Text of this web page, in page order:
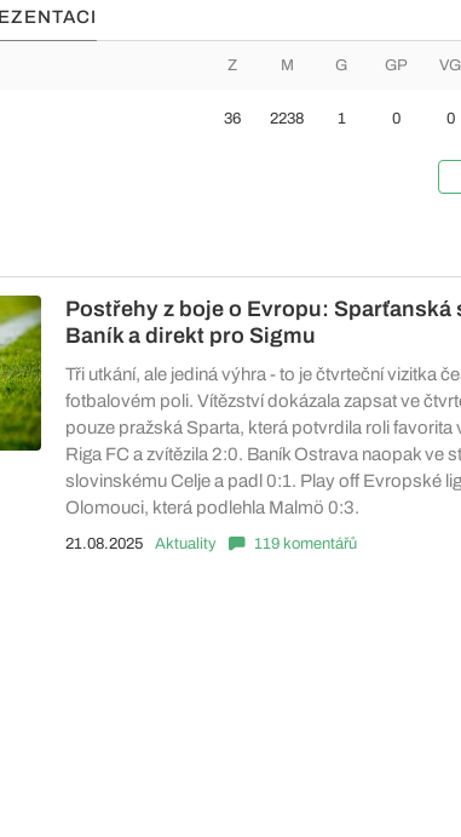
Z M G GP VG
36 2238 1 0 0
Postřehy z boje o Evropu:
Baník a direkt pro Sigmu
Tři utkání, ale jediná výhra - to je čtvrteční vizitka
fotbalovém poli. Vítězství dokázala zapsat ve
pouze pražská Sparta, která potvrdila roli
Riga FC a zvítězila 2:0. Baník Ostrava naopak ve
slovinskému Celje a padl 0:1. Play off Evropské
Olomouci, která podlehla Malmö 0:3.
21.08.2025 Aktuality 119 komentářů